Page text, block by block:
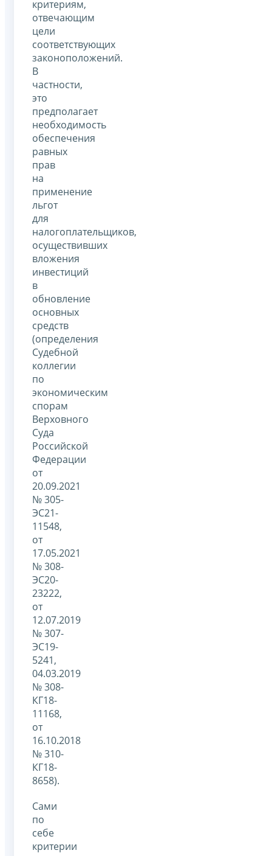
критериям,
отвечающим
цели
соответствующих
законоположений.
В
частности,
это
предполагает
необходимость
обеспечения
равных
прав
на
применение
льгот
для
налогоплательщиков,
осуществивших
вложения
инвестиций
в
обновление
основных
средств
(определения
Судебной
коллегии
по
экономическим
спорам
Верховного
Суда
Российской
Федерации
от
20.09.2021
№ 305-
ЭС21-
11548,
от
17.05.2021
№ 308-
ЭС20-
23222,
от
12.07.2019
№ 307-
ЭС19-
5241,
04.03.2019
№ 308-
КГ18-
11168,
от
16.10.2018
№ 310-
КГ18-
8658).
Сами
по
себе
критерии